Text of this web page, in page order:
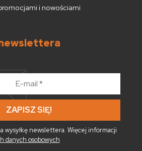
i nowościami
wysyłkę newslettera. Więcej informacji
danych osobowych